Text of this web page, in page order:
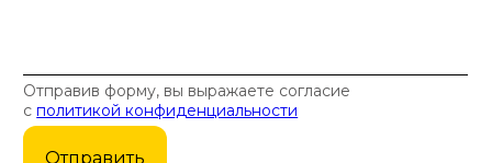
Отправив форму, вы выражаете согласие
сполитикой конфиденциальности
Отправить